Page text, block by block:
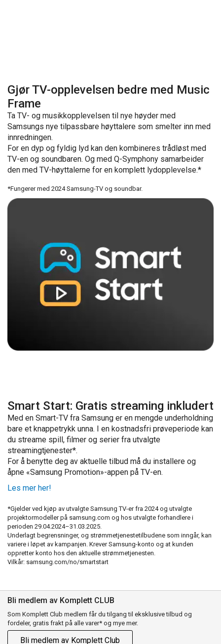
Gjør TV-opplevelsen bedre med Music
Frame
Ta TV- og musikkopplevelsen til nye høyder med
Samsungs nye tilpassbare høyttalere som smelter inn med
innredningen.
For en dyp og fyldig lyd kan den kombineres trådløst med
TV-en og soundbaren. Og med Q-Symphony samarbeider
den med TV-høyttalerne for en komplett lydopplevelse.*
*Fungerer med 2024 Samsung-TV og soundbar.
Smart Start: Gratis streaming inkludert
Med en Smart-TV fra Samsung er en mengde underholdning
bare et knappetrykk unna. I en kostnadsfri prøveperiode kan
du streame spill, filmer og serier fra utvalgte
streamingtjenester*.
For å benytte deg av aktuelle tilbud må du installere og
åpne «Samsung Promotion»-appen på TV-en.
Les mer her!
*Gjelder ved kjøp av utvalgte Samsung TV-er fra 2024 og utvalgte
projektormodeller på samsung.com og hos utvalgte forhandlere i
perioden 29.04.2024–31.03.2025.
Underlagt begrensninger, og strømmetjenestetilbudene som inngår, kan
variere i løpet av kampanjen. Krever Samsung-konto og at kunden
oppretter konto hos den aktuelle strømmetjenesten.
Vilkår: samsung.com/no/smartstart
Bli medlem av Komplett CLUB
Som Komplett Club medlem får du tilgang til eksklusive tilbud og
fordeler, gratis frakt på alle varer* og mye mer.
Bli medlem av Komplett Club